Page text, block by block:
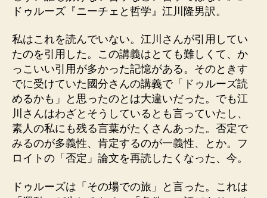
ドゥルーズ『ニーチェと哲学』江川隆男訳。
私はこれを読んでいない。江川さんが引用してい
たのを引用した。この講義はとても難しくて、か
っこいい引用が多かった記憶がある。そのときす
でに受けていた國分さんの講義で「ドゥルーズ読
めるかも」と思ったのとは大違いだった。でも江
川さんはわざとそうしているとも言っていたし、
素人の私にも残る言葉がたくさんあった。否定で
みるのが多義性、肯定するのが一義性、とか。フ
ロイトの「否定」論文を再読したくなった、今。
ドゥルーズは「その場での旅」と言った。これは